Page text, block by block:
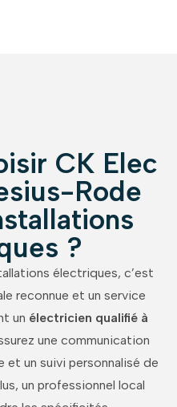
CK Elec
Rode
?
électriques, c’est
reconnue et un service
un électricien qualifié à
une communication
et un suivi personnalisé de
un professionnel local